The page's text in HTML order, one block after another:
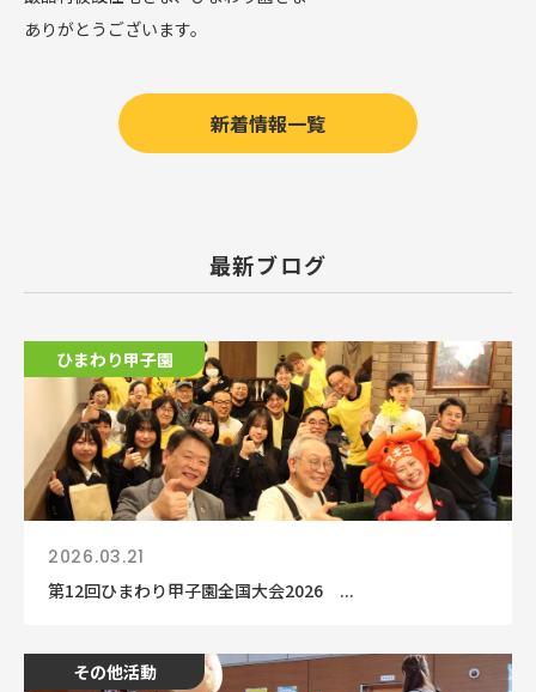
ありがとうございます。
新着情報一覧
最新ブログ
ひまわり甲子園
2026.03.21
第12回ひまわり甲子園全国大会2026 ...
その他活動